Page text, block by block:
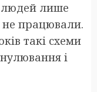
людей лише
не працювали.
такі схеми
і